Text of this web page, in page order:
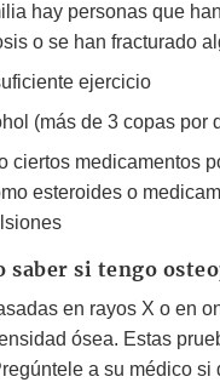
hay personas que
o se han fracturado
ejercicio
(más de 3 copas por
ciertos medicamentos
esteroides o
saber si tengo
en rayos X o en
ósea. Estas
a su médico si